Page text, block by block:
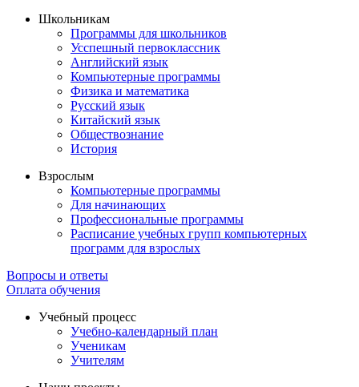
Школьникам
Программы для школьников
Усспешный первоклассник
Английский язык
Компьютерные программы
Физика и математика
Русский язык
Китайский язык
Обществознание
История
Взрослым
Компьютерные программы
Для начинающих
Профессиональные программы
Расписание учебных групп компьютерных
программ для взрослых
Вопросы и ответы
Оплата обучения
Учебный процесс
Учебно-календарный план
Ученикам
Учителям